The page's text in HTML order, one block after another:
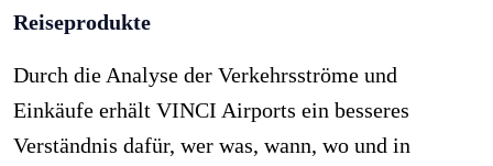
Reiseprodukte
Durch die Analyse der Verkehrsströme und
Einkäufe erhält VINCI Airports ein besseres
Verständnis dafür, wer was, wann, wo und in